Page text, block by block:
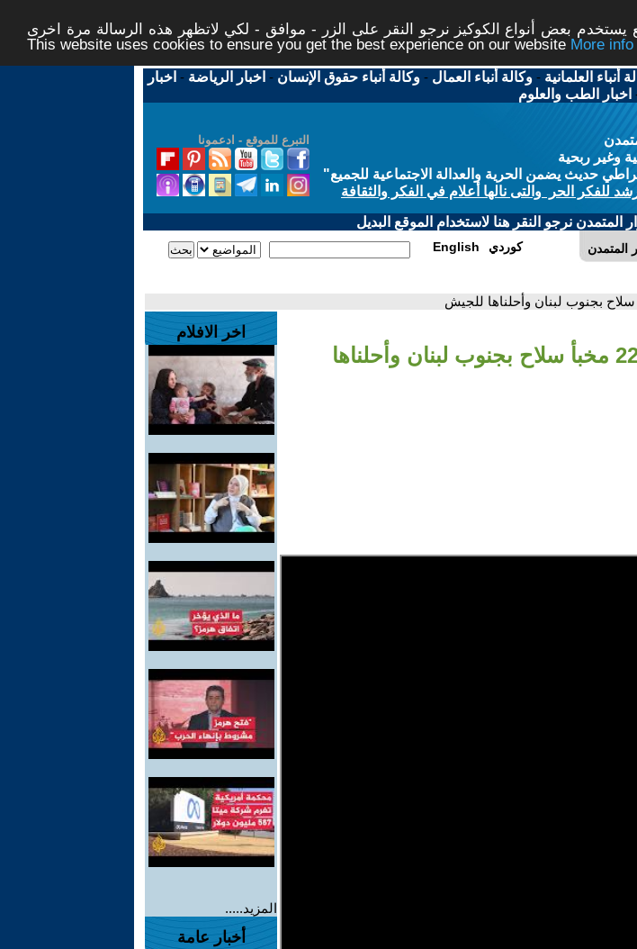
بعض أنواع الكوكيز نرجو النقر على الزر - موافق - لكي لاتظهر هذه الرسالة مرة اخرى -
This website uses cookies to ensure you get the best experience on our website
أنباء العلمانية -وكالة أنباء العمال -وكالة أنباء حقوق الإنسان - اخبار الرياضة - اخبار
اخبار الطب والعلوم
التبرع للموقع - ادعمونا
وغير ربحية
حديث يضمن الحرية والعدالة الاجتماعية للجميع"
للفكر الحر والتى نالها أعلام في الفكر والثقافة
نرجو النقر هنا لاستخدام الموقع البديل
المتمدن English كوردي
- يونيفيل: عثرنا على 225 مخبأ سلاح بجنوب لبنان وأحلناها
اخر الافلام
المزيد.....
أخبار عامة